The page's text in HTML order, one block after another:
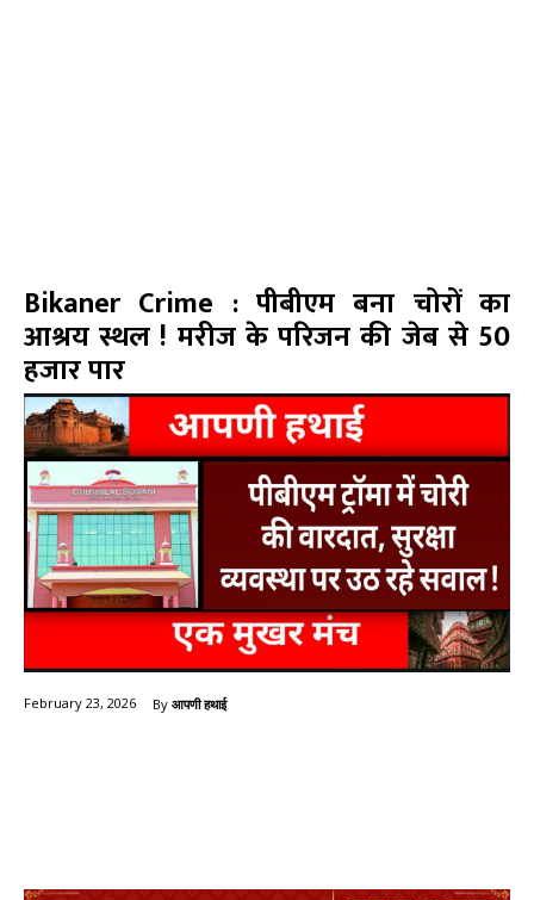
Bikaner Crime : पीबीएम बना चोरों का
आश्रय स्थल ! मरीज के परिजन की जेब से 50
हजार पार
February 23, 2026 By आपणी हथाई